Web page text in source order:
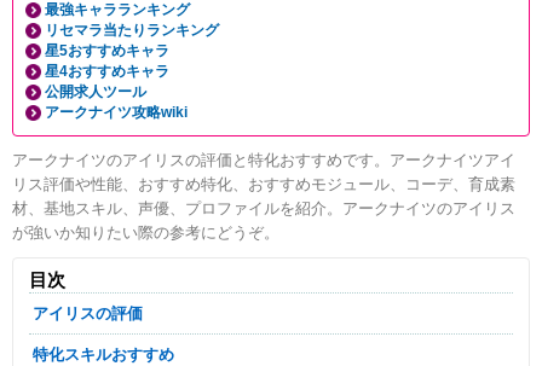
最強キャラランキング
リセマラ当たりランキング
星5おすすめキャラ
星4おすすめキャラ
公開求人ツール
アークナイツ攻略wiki
アークナイツのアイリスの評価と特化おすすめです。アークナイツアイ
リス評価や性能、おすすめ特化、おすすめモジュール、コーデ、育成素
材、基地スキル、声優、プロファイルを紹介。アークナイツのアイリス
が強いか知りたい際の参考にどうぞ。
目次
アイリスの評価
特化スキルおすすめ